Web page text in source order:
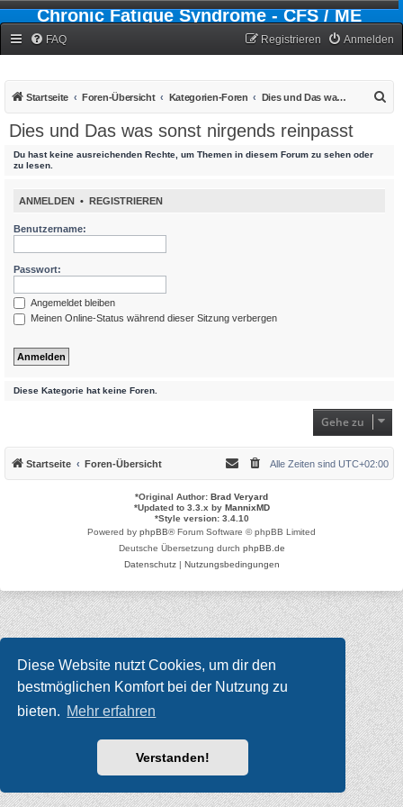
Diese Website nutzt Cookies, um dir den
bestmöglichen Komfort bei der Nutzung zu
bieten. Mehr erfahren
Verstanden!
Chronic Fatigue Syndrome - CFS / ME
FAQ Anmelden
Registrieren
Startseite Foren-Übersicht Kategorien-Foren Dies und Das was sonst nirgends reinpasst
Dies und Das was sonst nirgends reinpasst
Du hast keine ausreichenden Rechte, um Themen in diesem Forum zu sehen oder
zu lesen.
ANMELDEN • REGISTRIEREN
Benutzername:
Passwort:
Angemeldet bleiben
Meinen Online-Status während dieser Sitzung verbergen
Diese Kategorie hat keine Foren.
Gehe zu
Startseite Foren-Übersicht Alle Zeiten sind UTC+02:00
*Original Author: Brad Veryard
*Updated to 3.3.x by MannixMD
*Style version: 3.4.10
Powered by phpBB® Forum Software © phpBB Limited
Deutsche Übersetzung durch phpBB.de
Datenschutz| Nutzungsbedingungen